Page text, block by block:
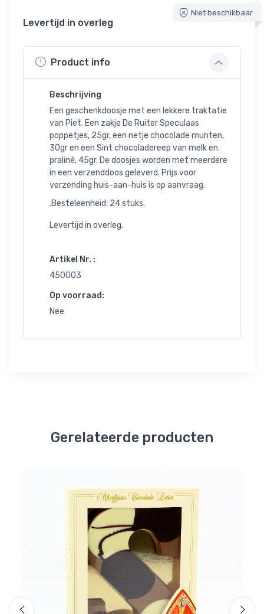
Niet beschikbaar
Levertijd in overleg
Product info
Beschrijving
Een geschenkdoosje met een lekkere traktatie
van Piet. Een zakje De Ruiter Speculaas
poppetjes, 25gr, een netje chocolade munten,
30gr en een Sint chocoladereep van melk en
praliné, 45gr. De doosjes worden met meerdere
in een verzenddoos geleverd. Prijs voor
verzending huis-aan-huis is op aanvraag.
.Besteleenheid: 24 stuks.
Levertijd in overleg.
Artikel Nr. :
450003
Op voorraad:
Nee
Gerelateerde producten